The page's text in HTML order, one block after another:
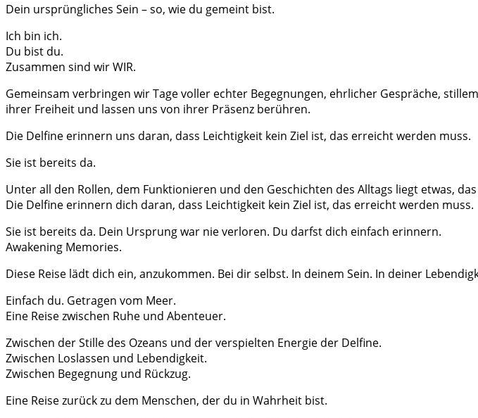
Dein ursprüngliches Sein – so, wie du gemeint bist.
Ich bin ich.
Du bist du.
Zusammen sind wir WIR.
Gemeinsam verbringen wir Tage voller echter Begegnungen, ehrlicher Gespräche,
ihrer Freiheit und lassen uns von ihrer Präsenz berühren.
Die Delfine erinnern uns daran, dass Leichtigkeit kein Ziel ist, das erreicht werden muss.
Sie ist bereits da.
Unter all den Rollen, dem Funktionieren und den Geschichten des Alltags liegt etwas,
Die Delfine erinnern dich daran, dass Leichtigkeit kein Ziel ist, das erreicht werden muss.
Sie ist bereits da. Dein Ursprung war nie verloren. Du darfst dich einfach erinnern.
Awakening Memories.
Diese Reise lädt dich ein, anzukommen. Bei dir selbst. In deinem Sein. In deiner
Einfach du. Getragen vom Meer.
Eine Reise zwischen Ruhe und Abenteuer.
Zwischen der Stille des Ozeans und der verspielten Energie der Delfine.
Zwischen Loslassen und Lebendigkeit.
Zwischen Begegnung und Rückzug.
Eine Reise zurück zu dem Menschen, der du in Wahrheit bist.